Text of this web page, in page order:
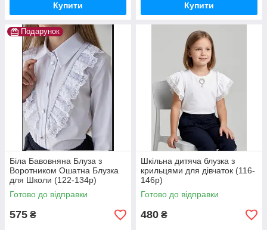
Купити Купити
Подарунок
Біла Бавовняна Блуза з
Воротником Ошатна Блузка
для Школи (122-134р)
Готово до відправки
575 ₴
Шкільна дитяча блузка з
крильцями для дівчаток (116-
146р)
Готово до відправки
480 ₴